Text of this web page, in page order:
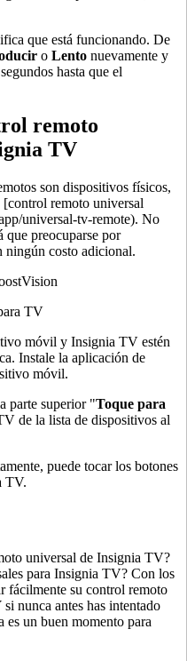
que está funcionando. De
o Lento nuevamente y
hasta que el
remoto
TV
son dispositivos físicos,
remoto universal
universal-tv-remote). No
que preocuparse por
ningún costo adicional.
TV
móvil y Insignia TV estén
Instale la aplicación de
móvil.
parte superior "Toque para
de la lista de dispositivos al
puede tocar los botones
TV.
universal de Insignia TV?
para Insignia TV? Con los
fácilmente su control remoto
nunca antes has intentado
es un buen momento para